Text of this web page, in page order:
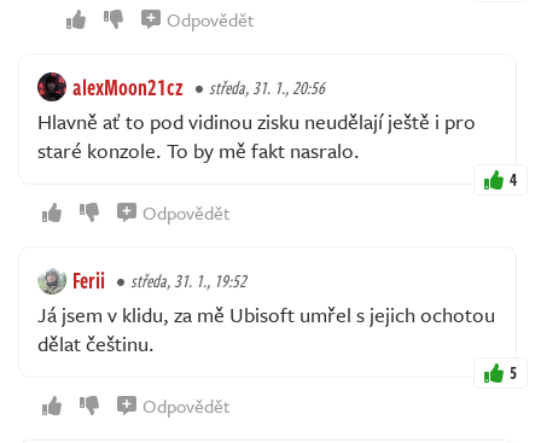
Odpovědět
alexMoon21cz středa, 31. 1., 20:56
Hlavně ať to pod vidinou zisku neudělají ještě i pro
staré konzole. To by mě fakt nasralo.
4
Odpovědět
Ferii středa, 31. 1., 19:52
Já jsem v klidu, za mě Ubisoft umřel s jejich ochotou
dělat češtinu.
5
Odpovědět